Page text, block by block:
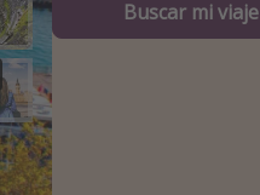
Buscar mi viaje